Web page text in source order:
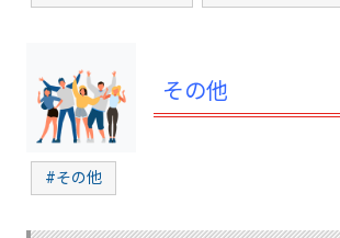
その他
#その他